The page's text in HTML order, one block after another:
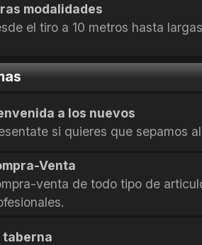
modalidades
el tiro a 10 metros hasta
a los nuevos
si quieres que sepamos
Venta
venta de todo tipo de
taberna